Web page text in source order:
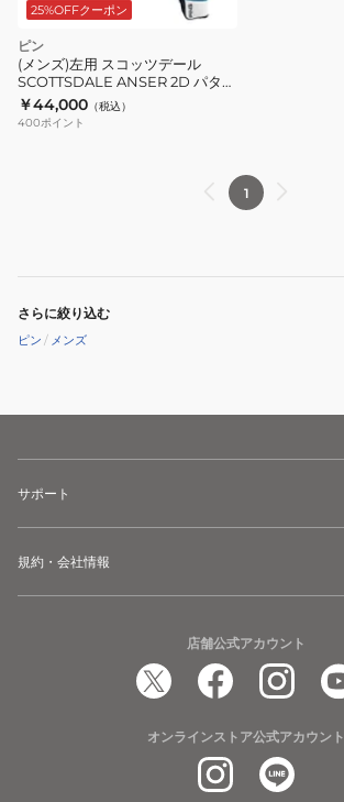
25%OFFクーポン
ピン
(メンズ)左用 スコッツデール
SCOTTSDALE ANSER 2D パター
(ロフト3度)Stepless Steel
￥44,000 （税込）
400ポイント
1
さらに絞り込む
ピン / メンズ
サポート
規約・会社情報
店舗公式アカウント
オンラインストア公式アカウント